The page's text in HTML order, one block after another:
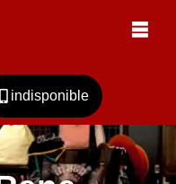
indisponible